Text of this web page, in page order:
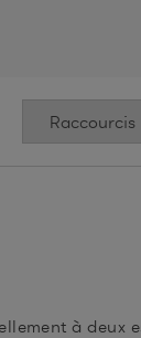
à deux